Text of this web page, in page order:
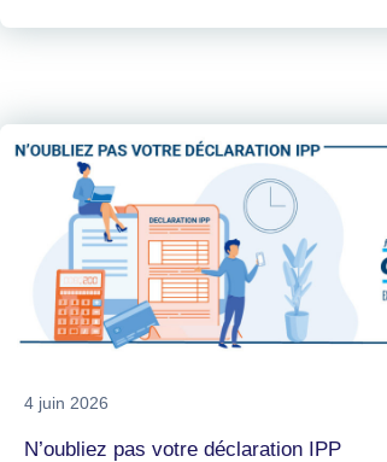
4 juin 2026
N’oubliez pas votre déclaration IPP